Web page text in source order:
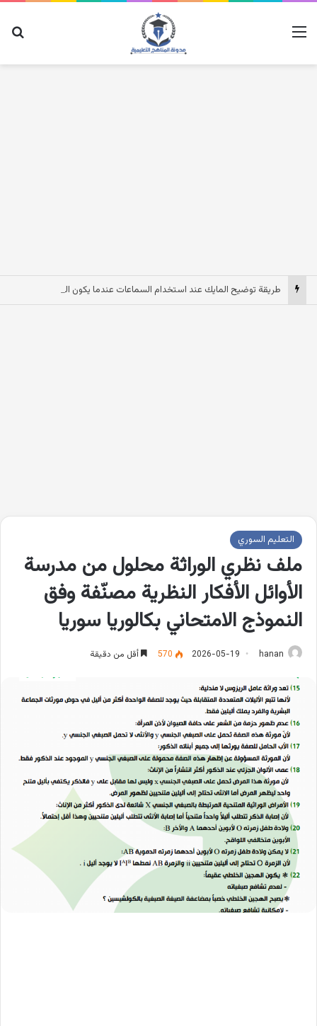
القائمة
التعليم السوري
ملف نظري الوراثة محلول من مدرسة
الأوائل الأفكار النظرية مصنّفة وفق
النموذج الامتحاني بكالوريا سوريا
hanan
2026-05-19
570 أقل من دقيقة